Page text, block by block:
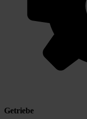
Getriebe